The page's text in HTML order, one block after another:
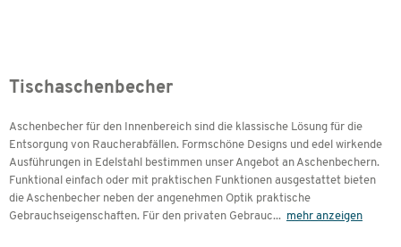
Tischaschenbecher
Aschenbecher für den Innenbereich sind die klassische Lösung für die
Entsorgung von Raucherabfällen. Formschöne Designs und edel wirkende
Ausführungen in Edelstahl bestimmen unser Angebot an Aschenbechern.
Funktional einfach oder mit praktischen Funktionen ausgestattet bieten
die Aschenbecher neben der angenehmen Optik praktische
Gebrauchseigenschaften. Für den privaten Gebrauc... mehr anzeigen